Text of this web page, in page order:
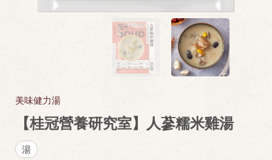
美味健力湯
【桂冠營養研究室】人蔘糯米雞湯
湯